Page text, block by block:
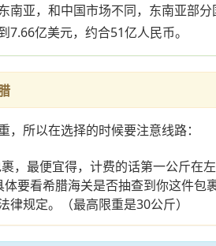
南亚，和中国市场不同，东南亚部
7.66亿美元，约合51亿人民币。
，所以在选择的时候要注意线路：
，最便宜得，计费的话第一公斤在
要看希腊海关是否抽查到你这件包
律规定。（最高限重是30公斤）